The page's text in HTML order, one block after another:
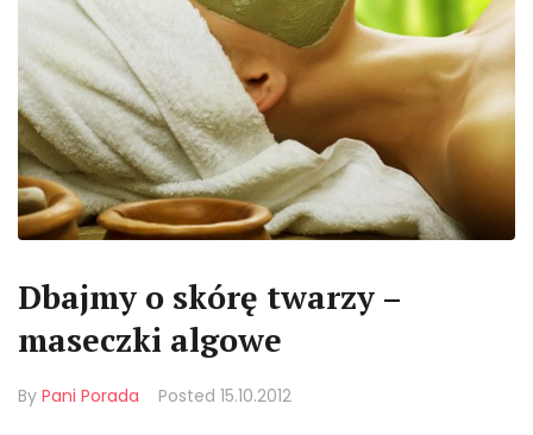
Dbajmy o skórę twarzy –
maseczki algowe
By Pani Porada Posted 15.10.2012